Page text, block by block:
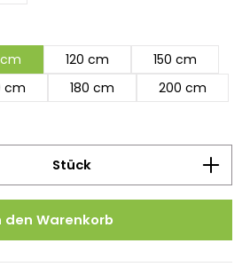
cm 120 cm
150 cm
cm 180 cm
200 cm
Gib den gewünschten Wert
Stück
den Warenkorb